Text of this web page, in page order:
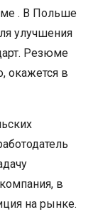
. В Польше
улучшения
Резюме
окажется в
в
на рынке.